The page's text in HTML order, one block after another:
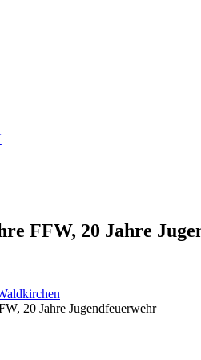
FFW, 20 Jahre
20 Jahre Jugendfeuerwehr